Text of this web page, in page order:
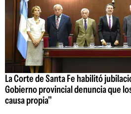
La Corte de Santa Fe habilitó
Gobierno provincial denuncia que
causa propia"